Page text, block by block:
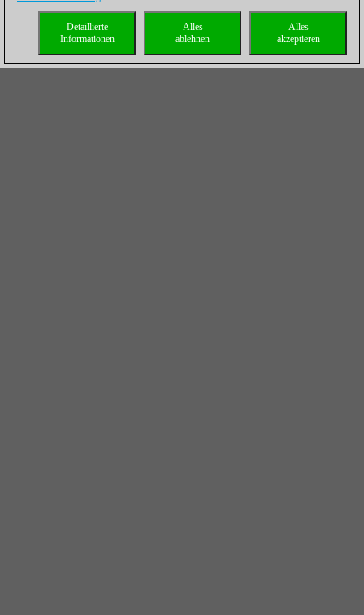
Alles
akzeptieren
Alles
ablehnen
Detaillierte
Informationen